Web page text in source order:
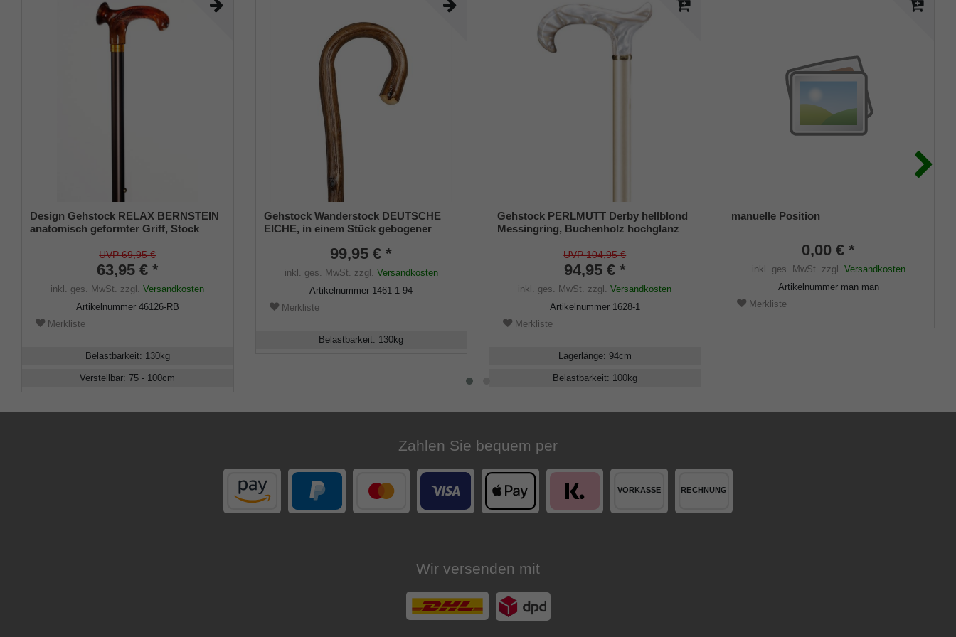
Design Gehstock RELAX BERNSTEIN
anatomisch geformter Griff, Stock
verstellbar 75-100 cm, inkl.
UVP 69,95 €
63,95 € *
inkl. ges. MwSt. zzgl.Versandkosten
Artikelnummer 46126-RB
Merkliste
Belastbarkeit: 130kg
Verstellbar: 75 - 100cm
Gehstock Wanderstock DEUTSCHE
EICHE, in einem Stück gebogener
leicht geflammt und seidenmatt
lackiert, inklusiv Bergstockspitze aus
Metall.
99,95 € *
inkl. ges. MwSt. zzgl. Versandkosten
Artikelnummer 1461-1-94
Merkliste
Belastbarkeit: 130kg
Gehstock PERLMUTT Derby hellblond
Messingring, Buchenholz hochglanz
stabilem AcrylUVP 104,95 €
94,95 € *
inkl. ges. MwSt. zzgl.Versandkosten
Artikelnummer 1628-1
Merkliste
Lagerlänge: 94cm
Belastbarkeit: 100kg
manuelle Position
0,00 € *
inkl. ges. MwSt. zzgl. Versandkosten
Artikelnummer man man
Merkliste
Zahlen Sie bequem per
Wir versenden mit